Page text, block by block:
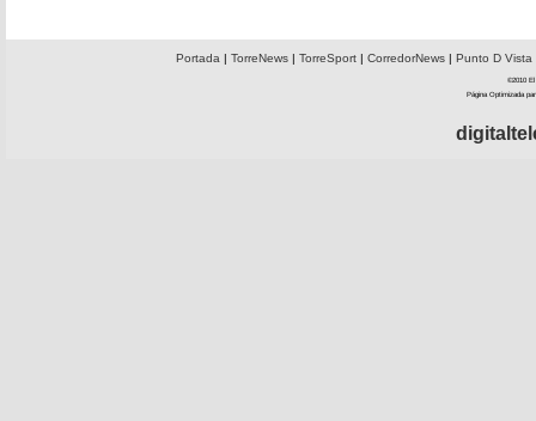
Portada | TorreNews| TorreSport| CorredorNews| Punto D Vista
©2010 El
Página Optimizada